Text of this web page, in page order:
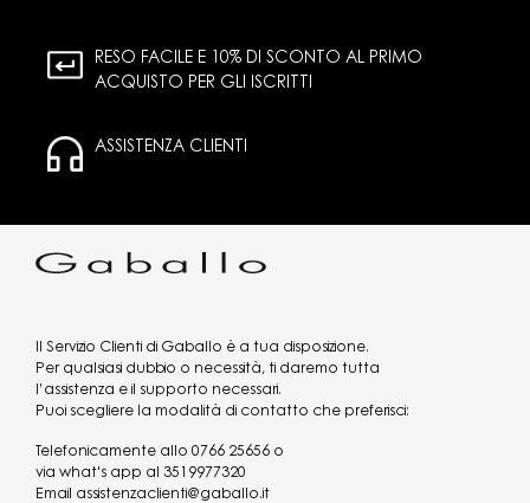
RESO FACILE E 10% DI SCONTO AL PRIMO
ACQUISTO PER GLI ISCRITTI
ASSISTENZA CLIENTI
Il Servizio Clienti di Gaballo è a tua disposizione.
Per qualsiasi dubbio o necessità, ti daremo tutta
l’assistenza e il supporto necessari.
Puoi scegliere la modalità di contatto che preferisci:
Telefonicamente allo 0766 25656 o
via what's app al 3519977320
Email assistenzaclienti@gaballo.it